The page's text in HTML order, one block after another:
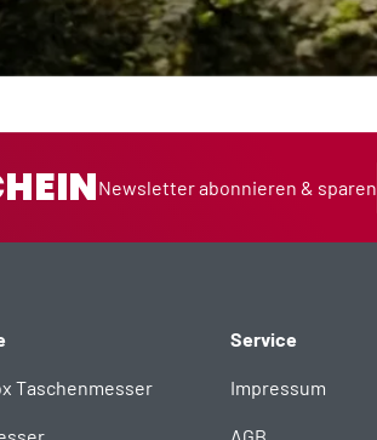
Newsletter abonnieren & sparen
Taschenmesser
Service
Impressum